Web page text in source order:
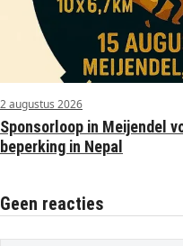
2 augustus 2026
Sponsorloop in Meijendel
beperking in Nepal
Geen reacties